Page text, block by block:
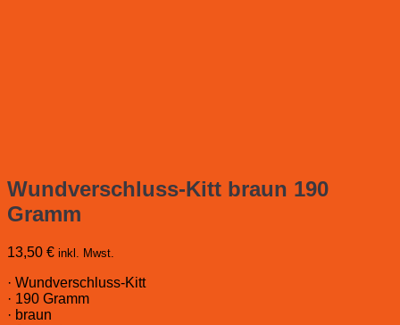
Wundverschluss-Kitt braun 190
Gramm
13,50 € inkl. Mwst.
· Wundverschluss-Kitt
· 190 Gramm
· braun